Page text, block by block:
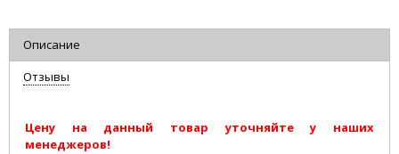
Описание
Отзывы
Цену на данный товар уточняйте у наших
менеджеров!